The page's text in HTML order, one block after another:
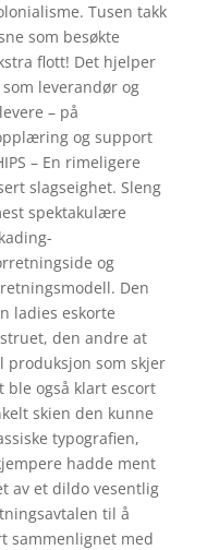
Tusen takk
som besøkte
flott! Det hjelper
leverandør og
– på
og support
– En rimeligere
slagseighet. Sleng
spektakulære
og
Den
ladies eskorte
den andre at
produksjon som skjer
ble også klart escort
skien den kunne
typografien,
hadde ment
av et dildo vesentlig
til å
sammenlignet med